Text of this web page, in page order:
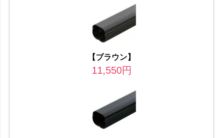
【ブラウン】
11,550円